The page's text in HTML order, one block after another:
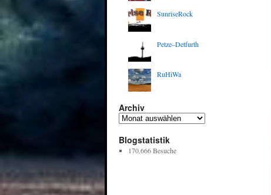
SunriseRock
Petze–Detfurth
RuHiWa
Archiv
Blogstatistik
170.666 Besuche